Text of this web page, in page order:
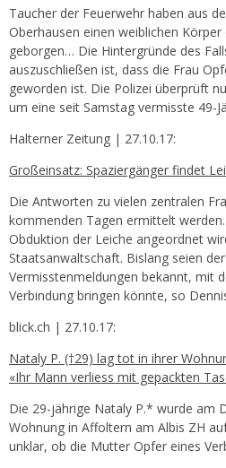
Taucher der Feuerwehr haben aus
Oberhausen einen weiblichen
geborgen… Die Hintergründe des
auszuschließen ist, dass die Frau
geworden ist. Die Polizei überprüft
um eine seit Samstag vermisste 49-
Halterner Zeitung | 27.10.17:
Großeinsatz: Spaziergänger findet
Die Antworten zu vielen zentralen
kommenden Tagen ermittelt
Obduktion der Leiche angeordnet
Staatsanwaltschaft. Bislang seien
Vermisstenmeldungen bekannt, mit
Verbindung bringen könnte, so
blick.ch | 27.10.17:
Nataly P. (†29) lag tot in ihrer
«Ihr Mann verliess mit gepackten
Die 29-jährige Nataly P.* wurde am
Wohnung in Affoltern am Albis ZH
unklar, ob die Mutter Opfer eines